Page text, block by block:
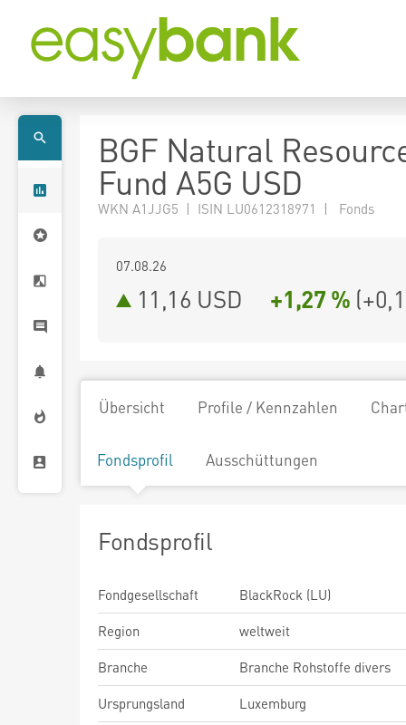
BGF Natural
Fund A5G USD
WKN A1JJG5 | ISIN LU0612318971 | Fonds
07.08.26
11,16 USD +1,27 % (
Übersicht Profile / Kennzahlen
Fondsprofil Ausschüttungen
Fondsprofil
Fondgesellschaft
BlackRock (LU)
Region
weltweit
Branche
Branche Rohstoffe divers
Ursprungsland
Luxemburg